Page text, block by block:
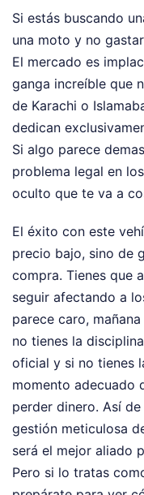
Si estás buscando
una moto y no
El mercado es
ganga increíble que
de Karachi o
dedican
Si algo parece
problema legal en
oculto que te va a
El éxito con este
precio bajo, sino de
compra. Tienes que
seguir afectando a
parece caro,
no tienes la
oficial y si no tienes
momento adecuado
perder dinero. Así
gestión meticulosa
será el mejor aliado
Pero si lo tratas